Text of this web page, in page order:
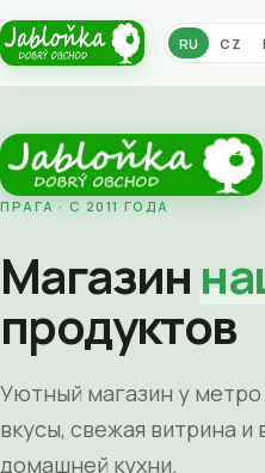
RU CZ
ПРАГА · С 2011 ГОДА
Магазин
продуктов
Уютный магазин у
вкусы, свежая витрина и
домашней кухни.